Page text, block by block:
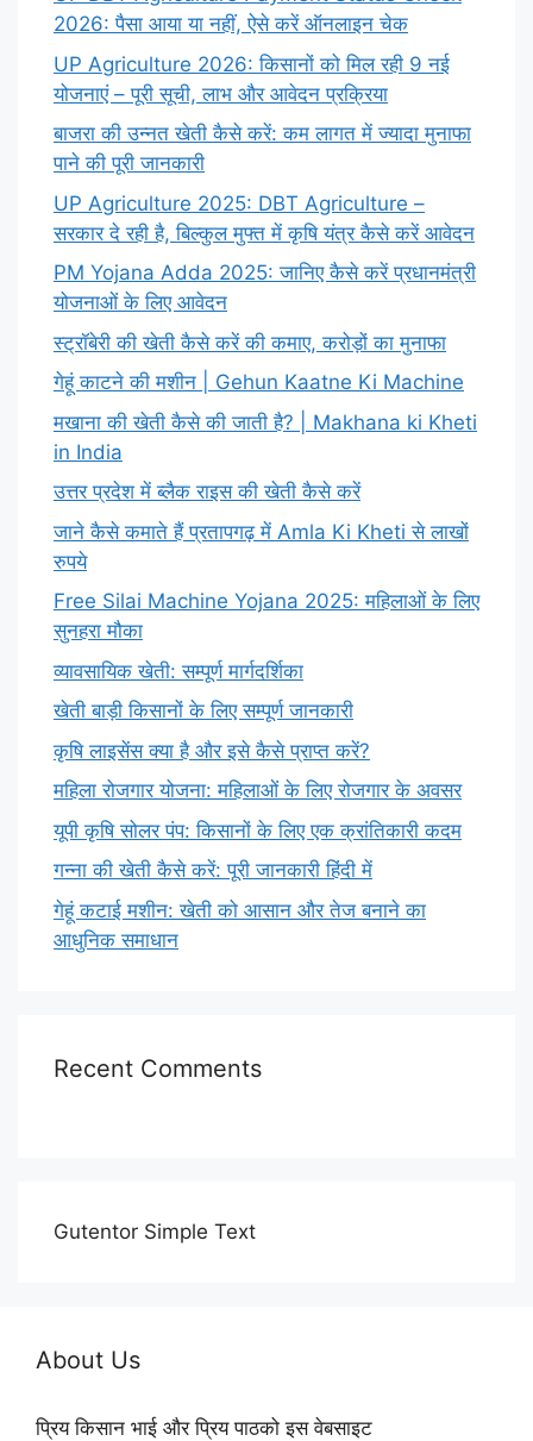
2026: पैसा आया या नहीं, ऐसे करें ऑनलाइन चेक
UP Agriculture 2026: किसानों को मिल रही 9 नई
योजनाएं – पूरी सूची, लाभ और आवेदन प्रक्रिया
बाजरा की उन्नत खेती कैसे करें: कम लागत में ज्यादा मुनाफा
पाने की पूरी जानकारी
UP Agriculture 2025: DBT Agriculture –
सरकार दे रही है, बिल्कुल मुफ्त में कृषि यंत्र कैसे करें आवेदन
PM Yojana Adda 2025: जानिए कैसे करें प्रधानमंत्री
योजनाओं के लिए आवेदन
स्ट्रॉबेरी की खेती कैसे करें की कमाए, करोड़ों का मुनाफा
गेहूं काटने की मशीन | Gehun Kaatne Ki Machine
मखाना की खेती कैसे की जाती है? | Makhana ki Kheti
in India
उत्तर प्रदेश में ब्लैक राइस की खेती कैसे करें
जाने कैसे कमाते हैं प्रतापगढ़ में Amla Ki Kheti से लाखों
रुपये
Free Silai Machine Yojana 2025: महिलाओं के लिए
सुनहरा मौका
व्यावसायिक खेती: सम्पूर्ण मार्गदर्शिका
खेती बाड़ी किसानों के लिए सम्पूर्ण जानकारी
कृषि लाइसेंस क्या है और इसे कैसे प्राप्त करें?
महिला रोजगार योजना: महिलाओं के लिए रोजगार के अवसर
यूपी कृषि सोलर पंप: किसानों के लिए एक क्रांतिकारी कदम
गन्ना की खेती कैसे करें: पूरी जानकारी हिंदी में
गेहूं कटाई मशीन: खेती को आसान और तेज बनाने का
आधुनिक समाधान
Recent Comments
Gutentor Simple Text
About Us
प्रिय किसान भाई और प्रिय पाठको इस वेबसाइट